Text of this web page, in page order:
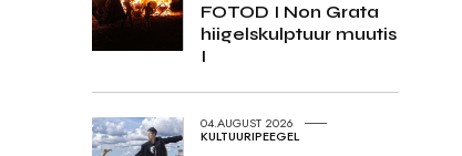
FOTOD I Non Grata
hiigelskulptuur muutis
I
04.AUGUST 2026
KULTUURIPEEGEL